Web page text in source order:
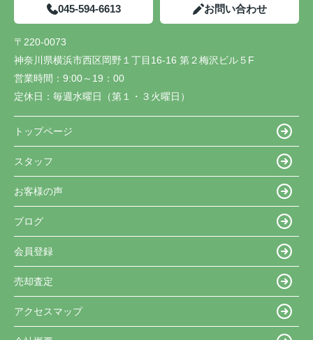
045-594-6613 お問い合わせ
〒220-0073
神奈川県横浜市西区岡野１丁目16-16 第２梅沢ビル５F
営業時間： 9:00～19：00
定休日： 毎週水曜日（第１・３火曜日）
トップページ
スタッフ
お客様の声
ブログ
会員登録
売却査定
アクセスマップ